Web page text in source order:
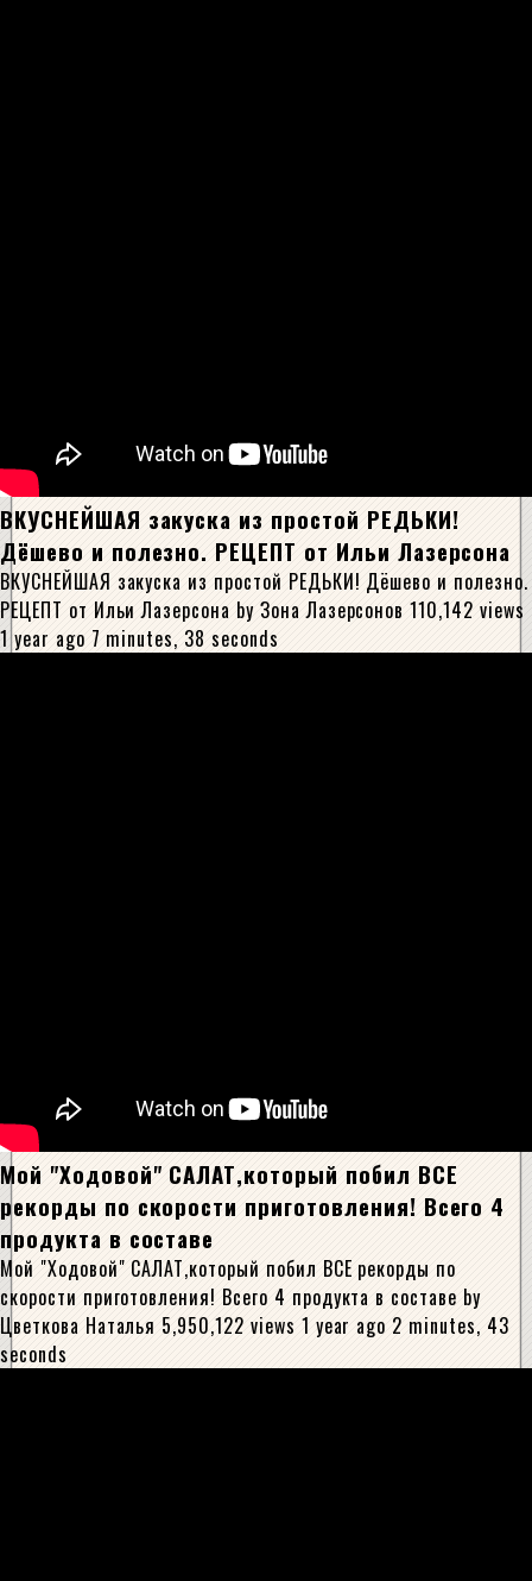
ВКУСНЕЙШАЯ закуска из простой РЕДЬКИ!
Дёшево и полезно. РЕЦЕПТ от Ильи Лазерсона
ВКУСНЕЙШАЯ закуска из простой РЕДЬКИ! Дёшево и полезно.
РЕЦЕПТ от Ильи Лазерсона by Зона Лазерсoнов 110,142 views
1 year ago 7 minutes, 38 seconds
Мой "Ходовой" САЛАТ,который побил ВСЕ
рекорды по скорости приготовления! Всего 4
продукта в составе
Мой "Ходовой" САЛАТ,который побил ВСЕ рекорды по
скорости приготовления! Всего 4 продукта в составе by
Цветкова Наталья 5,950,122 views 1 year ago 2 minutes, 43
seconds